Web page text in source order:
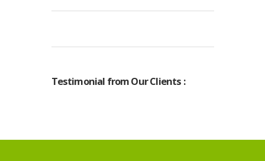
Testimonial from Our Clients :